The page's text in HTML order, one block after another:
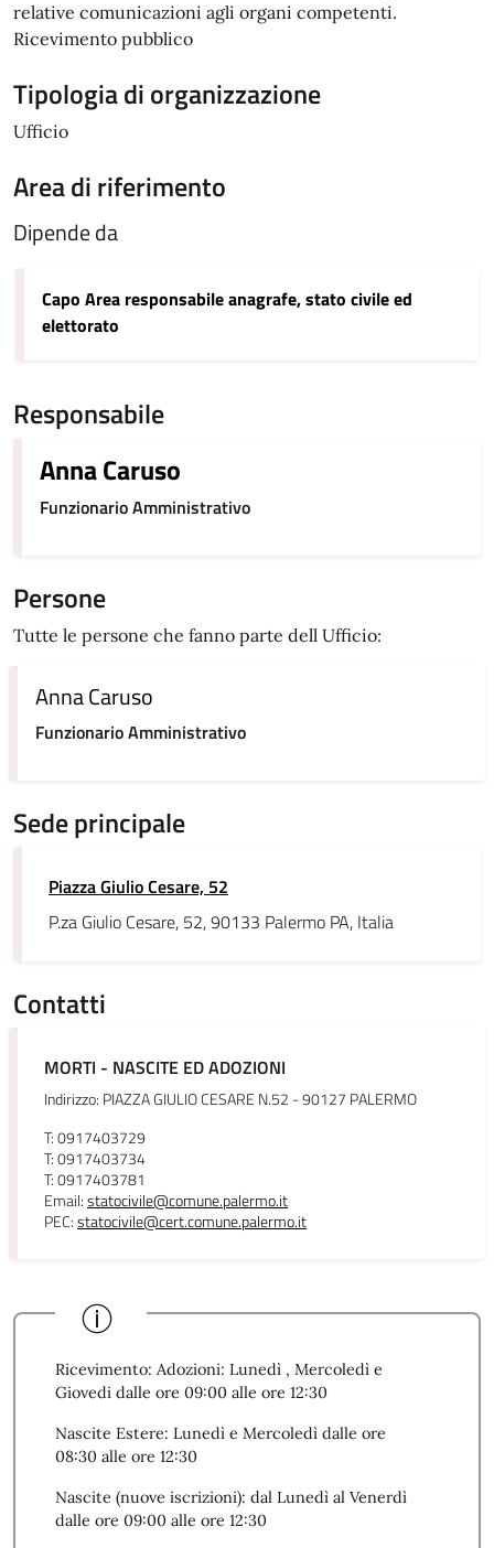
relative comunicazioni agli organi competenti.
Ricevimento pubblico
Tipologia di organizzazione
Ufficio
Area di riferimento
Dipende da
Capo Area responsabile anagrafe, stato civile ed
elettorato
Responsabile
Anna Caruso
Funzionario Amministrativo
Persone
Tutte le persone che fanno parte dell Ufficio:
Anna Caruso
Funzionario Amministrativo
Sede principale
Piazza Giulio Cesare, 52
P.za Giulio Cesare, 52, 90133 Palermo PA, Italia
Contatti
MORTI - NASCITE ED ADOZIONI
Indirizzo: PIAZZA GIULIO CESARE N.52 - 90127 PALERMO
T: 0917403729
T: 0917403734
T: 0917403781
Email:statocivile@comune.palermo.it
PEC:statocivile@cert.comune.palermo.it
Ricevimento: Adozioni: Lunedì , Mercoledì e
Giovedi dalle ore 09:00 alle ore 12:30
Nascite Estere: Lunedì e Mercoledì dalle ore
08:30 alle ore 12:30
Nascite (nuove iscrizioni): dal Lunedì al Venerdì
dalle ore 09:00 alle ore 12:30